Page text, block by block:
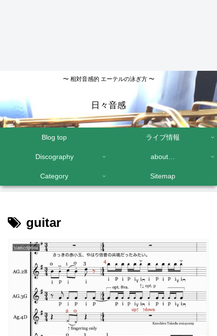
〜 相対音感的 エーテルの泳ぎ方 〜
日々音感
Blog top ライブ情報
Discography about…
Category Sitemap
guitar
transcription